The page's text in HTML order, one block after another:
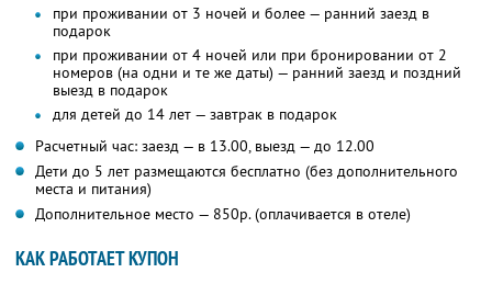
при проживании от 3 ночей и более — ранний заезд в
подарок
при проживании от 4 ночей или при бронировании от 2
номеров (на одни и те же даты) — ранний заезд и поздний
выезд в подарок
для детей до 14 лет — завтрак в подарок
Расчетный час: заезд — в 13.00, выезд — до 12.00
Дети до 5 лет размещаются бесплатно (без дополнительного
места и питания)
Дополнительное место — 850р. (оплачивается в отеле)
КАК РАБОТАЕТ КУПОН